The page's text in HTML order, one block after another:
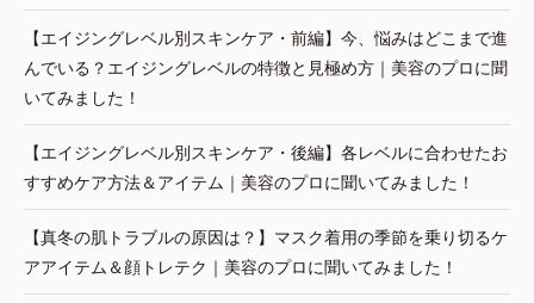
【エイジングレベル別スキンケア・前編】今、悩みはどこまで進
んでいる？エイジングレベルの特徴と見極め方｜美容のプロに聞
いてみました！
【エイジングレベル別スキンケア・後編】各レベルに合わせたお
すすめケア方法＆アイテム｜美容のプロに聞いてみました！
【真冬の肌トラブルの原因は？】マスク着用の季節を乗り切るケ
アアイテム＆顔トレテク｜美容のプロに聞いてみました！